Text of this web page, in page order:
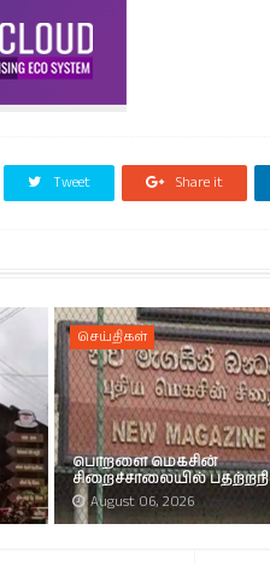
Tweet Share it
செய்திகள்
பொறளை மெகசின்
சிறைச்சாலையில்
August 06, 2026